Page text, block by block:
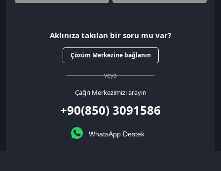
Aklınıza takılan bir soru mu var?
Çözüm Merkezine bağlanın
veya
Çağrı Merkezimizi arayın
+90(850) 3091586
WhatsApp Destek